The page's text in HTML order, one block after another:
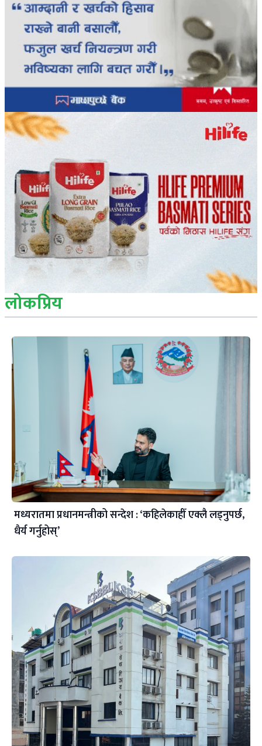
लोकप्रिय
मध्यरातमा प्रधानमन्त्रीको सन्देश : ‘कहिलेकाहीँ एक्लै लड्नुपर्छ,
धैर्य गर्नुहोस्’